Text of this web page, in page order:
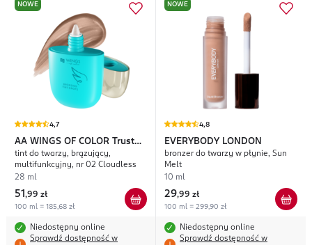
NOWE
4,7
AA WINGS OF COLOR Trust
Your Wings
tint do twarzy, brązujący,
multifunkcyjny, nr 02 Cloudless
28 ml
51 ,99 zł
100 ml = 185,68 zł
Niedostępny online
Sprawdź dostępność w
NOWE
4,8
EVERYBODY LONDON
bronzer do twarzy w płynie, Sun
Melt
10 ml
29,99 zł
100 ml = 299,90 zł
Niedostępny online
Sprawdź dostępność w